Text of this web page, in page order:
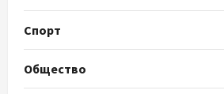
Спорт
Общество